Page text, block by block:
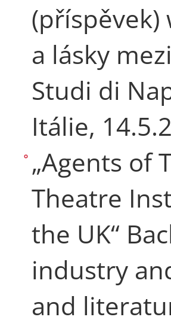
(příspěvek)
a lásky
Studi di
Itálie,
„Agents of
Theatre
the UK“
industry
and